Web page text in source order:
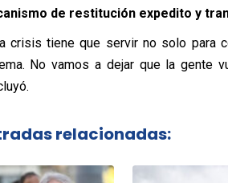
de restitución expedito y
crisis tiene que servir no solo para
No vamos a dejar que la gente
relacionadas: